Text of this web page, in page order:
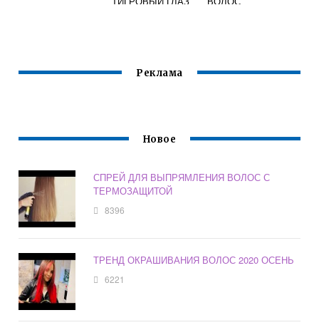
Реклама
Новое
СПРЕЙ ДЛЯ ВЫПРЯМЛЕНИЯ ВОЛОС С
ТЕРМОЗАЩИТОЙ
8396
ТРЕНД ОКРАШИВАНИЯ ВОЛОС 2020 ОСЕНЬ
6221